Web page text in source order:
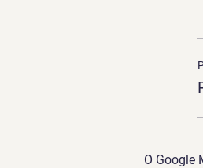
O Google